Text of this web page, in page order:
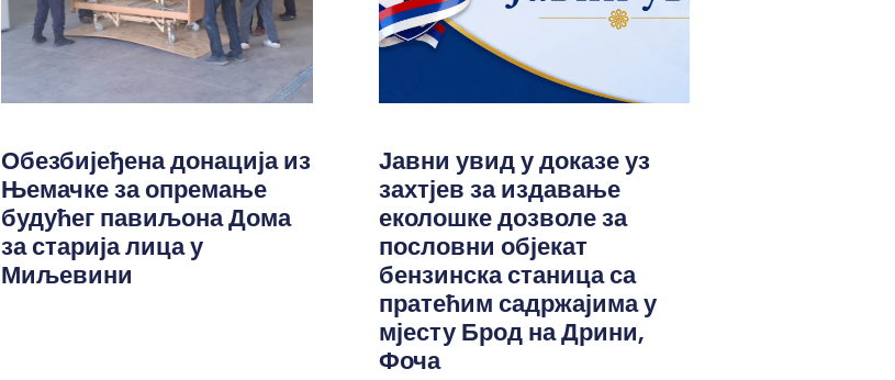
Обезбијеђена донација из
Њемачке за опремање
будућег павиљона Дома
за старија лица у
Миљевини
Јавни увид у доказе уз
захтјев за издавање
еколошке дозволе за
пословни објекат
бензинска станица са
пратећим садржајима у
мјесту Брод на Дрини,
Фоча